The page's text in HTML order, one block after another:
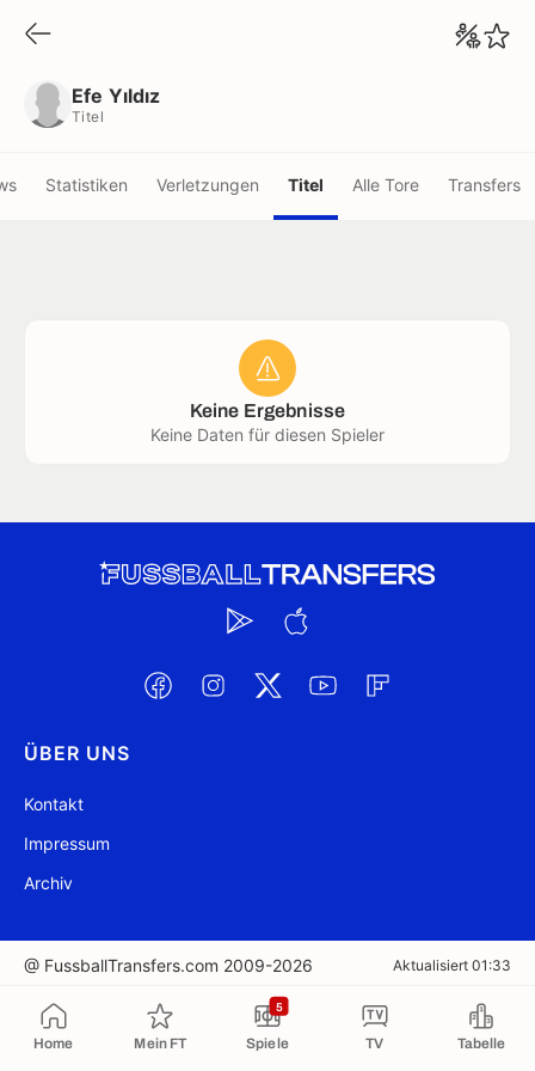
Home Mein FT Spiele
5
TV Tabelle
Efe Yıldız
Titel
Statistiken Verletzungen Titel Alle Tore Transfers
Keine Ergebnisse
Keine Daten für diesen Spieler
ÜBER UNS
Kontakt
Impressum
Archiv
@ FussballTransfers.com 2009-2026 Aktualisiert 01:33
In die Zwischenablage kopiert